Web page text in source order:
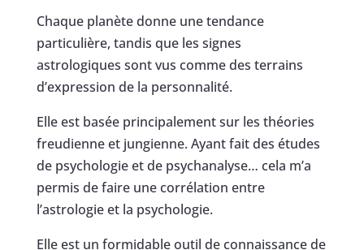
Chaque planète donne une tendance
particulière, tandis que les signes
astrologiques sont vus comme des terrains
d’expression de la personnalité.
Elle est basée principalement sur les théories
freudienne et jungienne. Ayant fait des études
de psychologie et de psychanalyse… cela m’a
permis de faire une corrélation entre
l’astrologie et la psychologie.
Elle est un formidable outil de connaissance de